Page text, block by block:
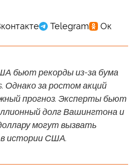
бьют рекорды из-за бума
Однако за ростом акций
прогноз. Эксперты бьют
долг Вашингтона и
могут вызвать
в истории США.